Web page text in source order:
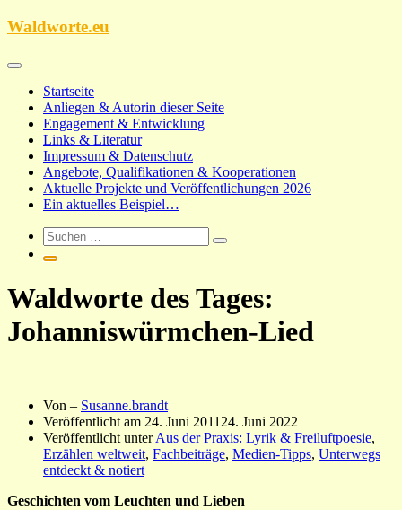
Zum
Waldworte.eu
Startseite
Anliegen & Autorin dieser Seite
Engagement & Entwicklung
Links & Literatur
Impressum & Datenschutz
Angebote, Qualifikationen & Kooperationen
Aktuelle Projekte und Veröffentlichungen 2026
Ein aktuelles Beispiel…
Waldworte des Tages:
Johanniswürmchen-Lied
Von – Susanne.brandt
Veröffentlicht am 24. Juni 2011 24. Juni 2022
Veröffentlicht unterAus der Praxis: Lyrik & Freiluftpoesie,
Erzählen weltweit, Fachbeiträge, Medien-Tipps, Unterwegs
entdeckt & notiert
Geschichten vom Leuchten und Lieben